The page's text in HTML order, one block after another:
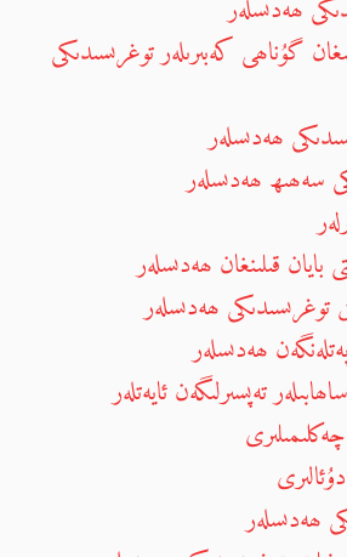
ھەدىسلەر
گۇناھى كەبىرىلەر توغرىسىدىكى
ھەدىسلەر
سەھىھ ھەدىسلەر
بايان قىلىنغان ھەدىسلەر
توغرىسىدىكى ھەدىسلەر
ھەدىسلەر
تەپسىرلىگەن ئايەتلەر
ھەدىسلەر